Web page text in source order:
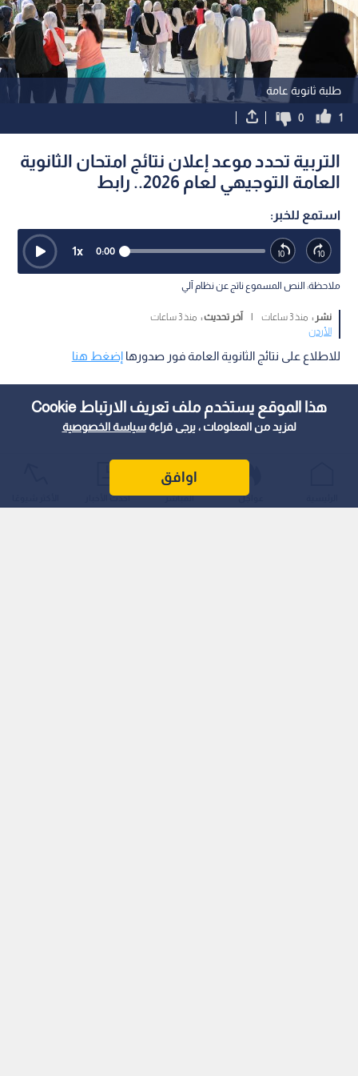
هذا الموقع يستخدم ملف تعريف الارتباط Cookie
لمزيد من المعلومات ، يرجى قراءةسياسة الخصوصية
اوافق
طلبة ثانوية عامة
1
0
التربية تحدد موعد إعلان نتائج امتحان الثانوية
العامة التوجيهي لعام 2026.. رابط
استمع للخبر:
0:00
1x
ملاحظة: النص المسموع ناتج عن نظام آلي
نشر : منذ 3 ساعات | آخر تحديث : منذ 3 ساعات
الأردن
للاطلاع على نتائج الثانوية العامة فور صدورهاإضغط هنا
عواجل المباشر أحدث الأخبار